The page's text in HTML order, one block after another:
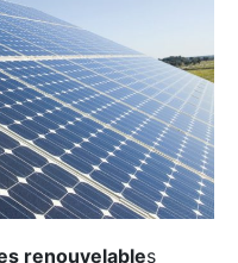
renouvelables